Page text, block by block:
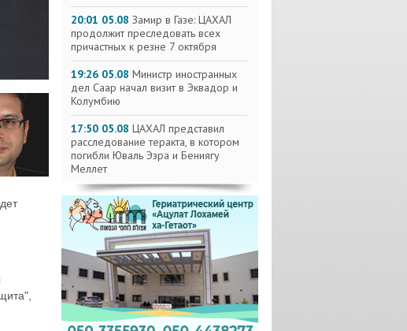
20:01 05.08 Замир в Газе: ЦАХАЛ
продолжит преследовать всех
причастных к резне 7 октября
19:26 05.08 Министр иностранных
дел Саар начал визит в Эквадор и
Колумбию
17:50 05.08 ЦАХАЛ представил
расследование теракта, в котором
погибли Юваль Эзра и Бениягу
Меллет